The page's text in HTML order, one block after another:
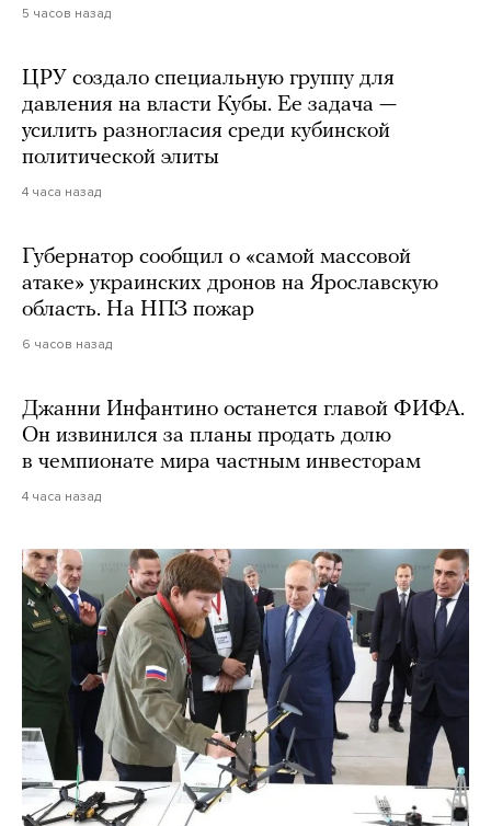
5 часов назад
ЦРУ создало специальную группу для
давления на власти Кубы. Ее задача —
усилить разногласия среди кубинской
политической элиты
4 часа назад
Губернатор сообщил о «самой массовой
атаке» украинских дронов на Ярославскую
область. На НПЗ пожар
6 часов назад
Джанни Инфантино останется главой ФИФА.
Он извинился за планы продать долю
в чемпионате мира частным инвесторам
4 часа назад